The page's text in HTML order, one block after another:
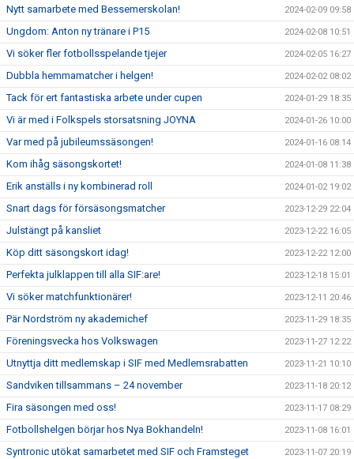
Nytt samarbete med Bessemerskolan! 2024-02-09 09:58
Ungdom: Anton ny tränare i P15 2024-02-08 10:51
Vi söker fler fotbollsspelande tjejer 2024-02-05 16:27
Dubbla hemmamatcher i helgen! 2024-02-02 08:02
Tack för ert fantastiska arbete under cupen 2024-01-29 18:35
Vi är med i Folkspels storsatsning JOYNA 2024-01-26 10:00
Var med på jubileumssäsongen! 2024-01-16 08:14
Kom ihåg säsongskortet! 2024-01-08 11:38
Erik anställs i ny kombinerad roll 2024-01-02 19:02
Snart dags för försäsongsmatcher 2023-12-29 22:04
Julstängt på kansliet 2023-12-22 16:05
Köp ditt säsongskort idag! 2023-12-22 12:00
Perfekta julklappen till alla SIF:are! 2023-12-18 15:01
Vi söker matchfunktionärer! 2023-12-11 20:46
Pär Nordström ny akademichef 2023-11-29 18:35
Föreningsvecka hos Volkswagen 2023-11-27 12:22
Utnyttja ditt medlemskap i SIF med Medlemsrabatten 2023-11-21 10:10
Sandviken tillsammans – 24 november 2023-11-18 20:12
Fira säsongen med oss! 2023-11-17 08:29
Fotbollshelgen börjar hos Nya Bokhandeln! 2023-11-08 16:01
Syntronic utökat samarbetet med SIF och Framsteget 2023-11-07 20:19